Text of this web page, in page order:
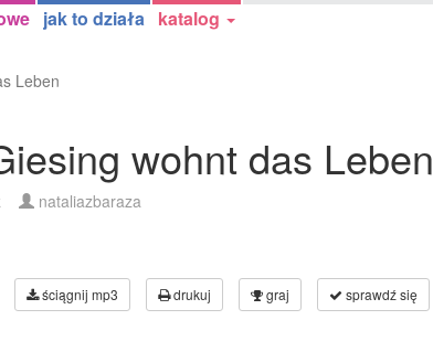
jak to działa katalog
Leben
wohnt das Leben
nataliazbaraza
ściągnij mp3 drukuj graj sprawdź się